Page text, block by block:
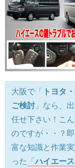
大阪で「
トヨタ
ご検討 」なら、
任せ下さい！こ
のですが・・？
富な知識と作業
った
「ハイエー